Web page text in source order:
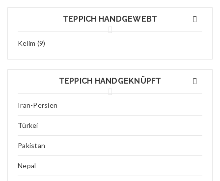
TEPPICH HANDGEWEBT
Kelim (9)
TEPPICH HANDGEKNÜPFT
Iran-Persien
Türkei
Pakistan
Nepal